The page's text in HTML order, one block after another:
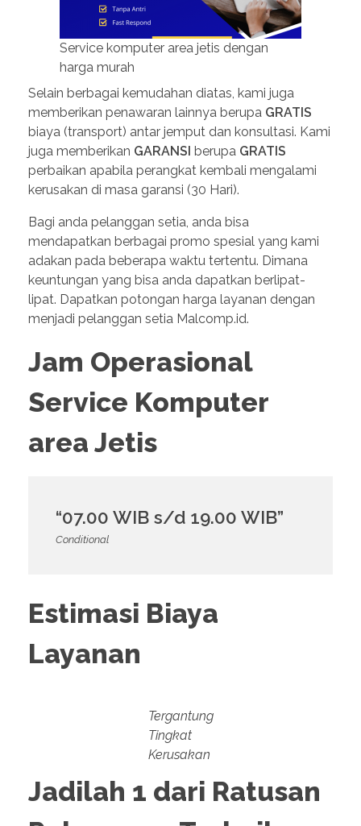
Service komputer area jetis dengan
harga murah
Selain berbagai kemudahan diatas, kami juga
memberikan penawaran lainnya berupa GRATIS
biaya (transport) antar jemput dan konsultasi. Kami
juga memberikan GARANSI berupa GRATIS
perbaikan apabila perangkat kembali mengalami
kerusakan di masa garansi (30 Hari).
Bagi anda pelanggan setia, anda bisa
mendapatkan berbagai promo spesial yang kami
adakan pada beberapa waktu tertentu. Dimana
keuntungan yang bisa anda dapatkan berlipat-
lipat. Dapatkan potongan harga layanan dengan
menjadi pelanggan setia Malcomp.id.
Jam Operasional
Service Komputer
area Jetis
“07.00 WIB s/d 19.00 WIB”
Conditional
Estimasi Biaya
Layanan
Tergantung
Tingkat
Kerusakan
Jadilah 1 dari Ratusan